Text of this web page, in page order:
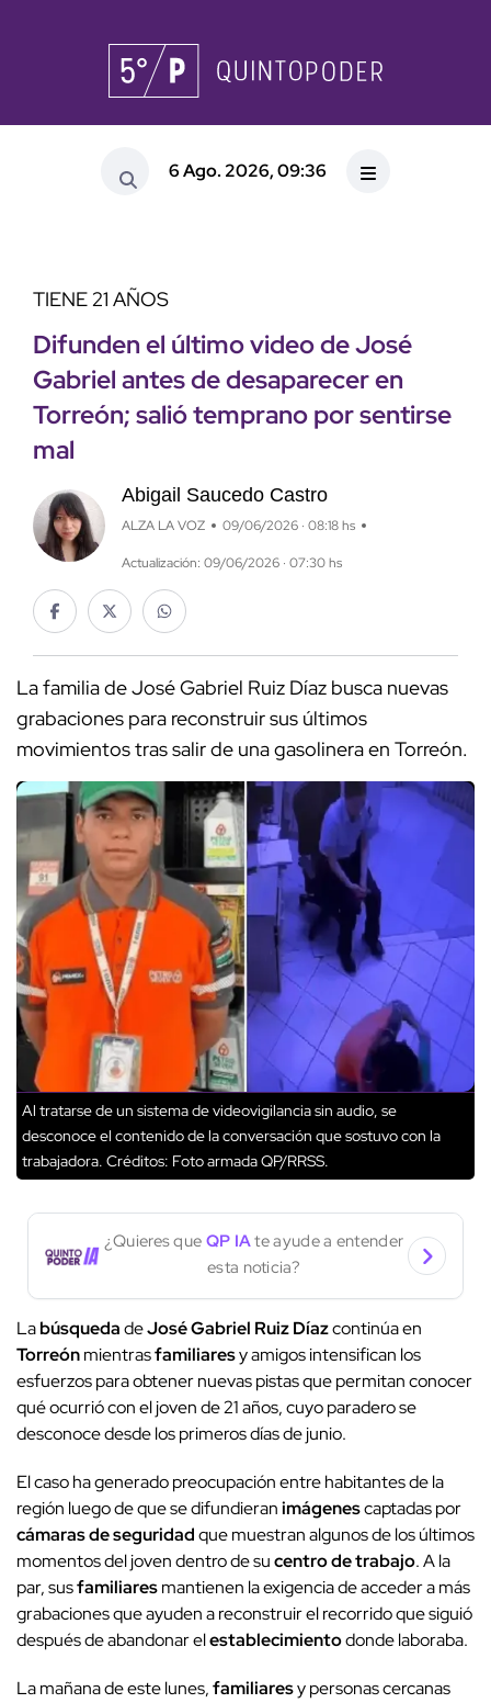
6 Ago. 2026, 09:36
TIENE 21 AÑOS
Difunden el último video de José
Gabriel antes de desaparecer en
Torreón; salió temprano por sentirse
mal
Abigail Saucedo Castro
ALZA LA VOZ 09/06/2026 · 08:18 hs
Actualización: 09/06/2026 · 07:30 hs
La familia de José Gabriel Ruiz Díaz busca nuevas
grabaciones para reconstruir sus últimos
movimientos tras salir de una gasolinera en Torreón.
Al tratarse de un sistema de videovigilancia sin audio, se
desconoce el contenido de la conversación que sostuvo con la
trabajadora. Créditos: Foto armada QP/RRSS.
¿Quieres que QP IAte ayude a entender
esta noticia?
LabúsquedadeJosé Gabriel Ruiz Díazcontinúa en
Torreónmientrasfamiliaresy amigos intensifican los
esfuerzos para obtener nuevas pistas que permitan conocer
qué ocurrió con el joven de 21 años, cuyo paradero se
desconoce desde los primeros días de junio.
El caso ha generado preocupación entre habitantes de la
región luego de que se difundieranimágenescaptadas por
cámaras de seguridadque muestran algunos de los últimos
momentos del joven dentro de sucentro de trabajo. A la
par, susfamiliaresmantienen la exigencia de acceder a más
grabaciones que ayuden a reconstruir el recorrido que siguió
después de abandonar elestablecimientodonde laboraba.
La mañana de este lunes,familiaresy personas cercanas